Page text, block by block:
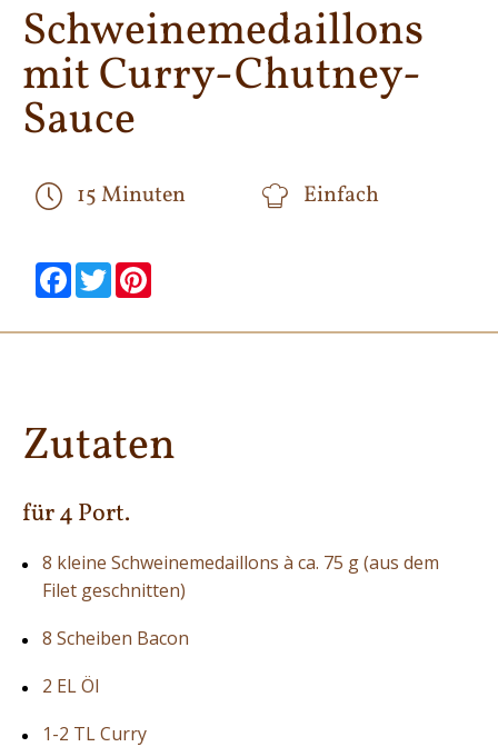
Schweinemedaillons
mit Curry-Chutney-
Sauce
15 Minuten Einfach
null
Facebook
null null
Twitter
null null
null
Zutaten
für 4 Port.
8 kleine Schweinemedaillons à ca. 75 g (aus dem
Filet geschnitten)
8 Scheiben Bacon
2 EL Öl
1-2 TL Curry